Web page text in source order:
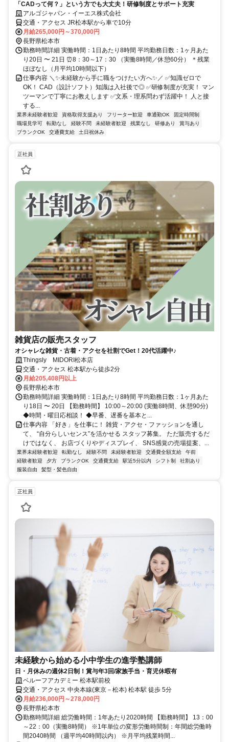
「CADって何？」という方でも大丈夫！研修制度とサポート充実
アルゴジャパン・イーエス株式会社
交通・アクセス JR松本駅から車で10分
月給265,000円～370,000円
長野県松本市
勤務時間詳細 実働時間：1日あたり8時間 平均勤務日数：1ヶ月あた
り20日 〜 21日 ⏰8：30～17：30 （実働8時間／休憩60分） ＊残業
ほぼなし（月平均10時間以下）
仕事内容 ＼✨未経験から手に職をつけたい方へ✨／ ✅知識ゼロで
OK！ CAD（設計ソフト）知識は入社後で◎ ✅研修制度が充実！ マン
ツーマンで丁寧にお教えします ✅文系・理系問わず活躍中！ 人と接
する...
業界未経験者歓迎 資格取得支援あり フリーター歓迎 車通勤OK
固定時間制
職場見学可
転勤なし 経験不問 未経験者歓迎 残業なし 研修あり
賞与あり
ブランクOK
交通費支給 土日祝休み
正社員
雑貨店の販売スタッフ
オシャレな雑貨・古着・アクセを社割でGet！20代活躍中♪
Thingsly MIDORI松本店
交通・アクセス 松本駅から徒歩2分
月給205,408円以上
長野県松本市
勤務時間詳細 実働時間：1日あたり8時間 平均勤務日数：1ヶ月あた
り18日 〜 20日 【勤務時間】 10:00～20:00 (実働8時間、休憩90分)
◆時間・曜日応相談！ ◆早番、遅番を基本と...
仕事内容 「好き」を仕事に！ 雑貨・アクセ・ファッションを通し
て、 “自分らしいセンス”を活かせる スタッフ募集。 ただ販売するだ
けではなく、 お店づくりやディスプレイ、 SNS感覚の売場提案、...
業界未経験者歓迎 転勤なし 経験不問 未経験者歓迎 交通費全額支給
午前
経験者歓迎
夕方 ブランクOK 交通費支給 駅近5分以内 シフト制
社割あり
服装自由
髪型・髪色自由
正社員
未経験から始める小中学生の進学塾講師
日・月休みの週休2日制！賞与年3回/家族手当・育児休暇有
ベルーフアカデミー 松本駅前校
交通・アクセス 中央本線(東京－松本) 松本駅 徒歩 5分
月給236,000円～278,000円
長野県松本市
勤務時間詳細 総労働時間：1年あたり2020時間 【勤務時間】 13：00
～22：00（実働8時間） ※1年単位の変形労働時間制：年間総労働時
間2040時間 （週平均40時間以内） ※月平均残業時間...